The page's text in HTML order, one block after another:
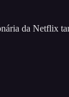
da Netflix